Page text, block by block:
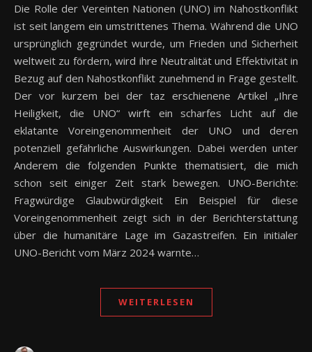
Die Rolle der Vereinten Nationen (UNO) im Nahostkonflikt
ist seit langem ein umstrittenes Thema. Während die UNO
ursprünglich gegründet wurde, um Frieden und Sicherheit
weltweit zu fördern, wird ihre Neutralität und Effektivität in
Bezug auf den Nahostkonflikt zunehmend in Frage gestellt.
Der vor kurzem bei der taz erschienene Artikel „Ihre
Heiligkeit, die UNO“ wirft ein scharfes Licht auf die
eklatante Voreingenommenheit der UNO und deren
potenziell gefährliche Auswirkungen. Dabei werden unter
Anderem die folgenden Punkte thematisiert, die mich
schon seit einiger Zeit stark bewegen. UNO-Berichte:
Fragwürdige Glaubwürdigkeit Ein Beispiel für diese
Voreingenommenheit zeigt sich in der Berichterstattung
über die humanitäre Lage im Gazastreifen. Ein initialer
UNO-Bericht vom März 2024 warnte…
WEITERLESEN